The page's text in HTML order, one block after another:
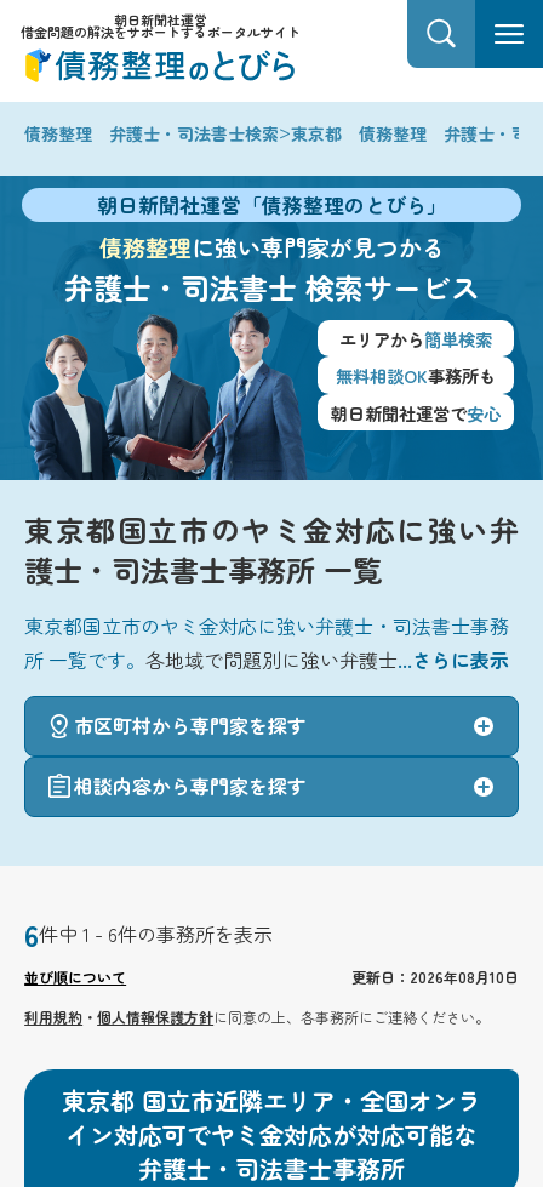
朝日新聞社運営
借金問題の解決をサポートするポータルサイト
債務整理 弁護士・司法書士検索>東京都 債務整理 弁護士・司
朝日新聞社運営「債務整理のとびら」
債務整理に強い専門家が見つかる
弁護士・司法書士 検索サービス
エリアから簡単検索
無料相談OK事務所も
朝日新聞社運営で安心
東京都国立市のヤミ金対応に強い弁
護士・司法書士事務所 一覧
東京都国立市のヤミ金対応に強い弁護士・司法書士事務
所 一覧です。各地域で問題別に強い弁護士...さらに表示
市区町村から専門家を探す
相談内容から専門家を探す
6件中 1 - 6件の事務所を表示
並び順について
更新日：2026年08月10日
利用規約 ・個人情報保護方針に同意の上、各事務所にご連絡ください。
東京都 国立市近隣エリア・全国オンラ
イン対応可でヤミ金対応が対応可能な
弁護士・司法書士事務所